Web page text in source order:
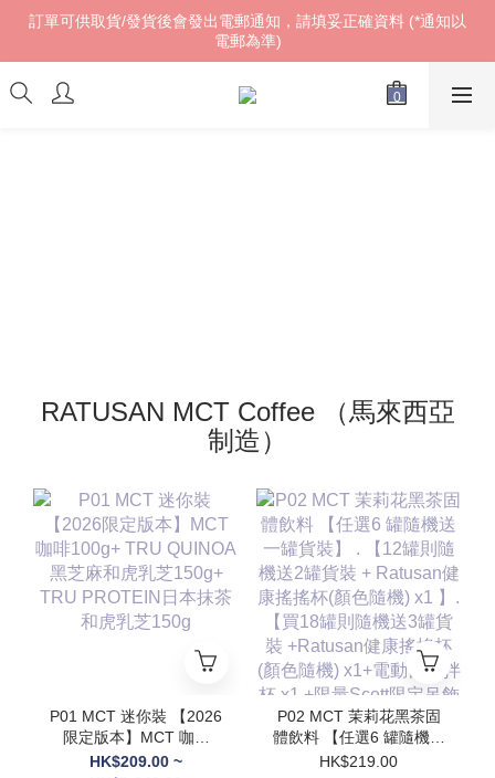
訂單可供取貨/發貨後會發出電郵通知，請填妥正確資料 (*通知以
電郵為準)
電郵為準)
RATUSAN MCT Coffee （馬來西亞
制造）
P01 MCT 迷你裝 【2026
限定版本】MCT 咖啡
100g+ TRU QUINOA黑
HK$209.00 ~
P02 MCT 茉莉花黑茶固
體飲料 【任選6 罐隨機送
一罐貨裝】 . 【12罐則隨
HK$219.00